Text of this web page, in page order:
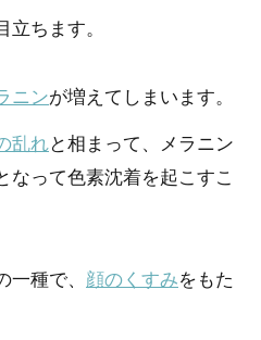
立ちます。
ニンが増えてしまいます。
乱れと相まって、メラニン
なって色素沈着を起こすこ
一種で、 顔のくすみをもた